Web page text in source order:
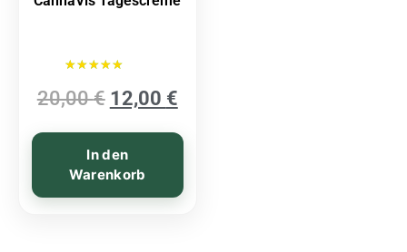
5.00
von 5
20,00€ 12,00 €
In den
Warenkorb